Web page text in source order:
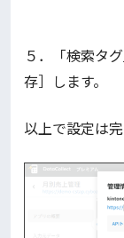
５．「検索タ
存］します。
以上で設定は完